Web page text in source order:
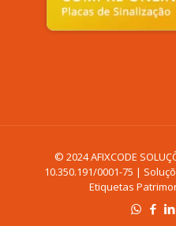
© 2024 AFIXCODE
10.350.191/0001-75 |
Etiquetas